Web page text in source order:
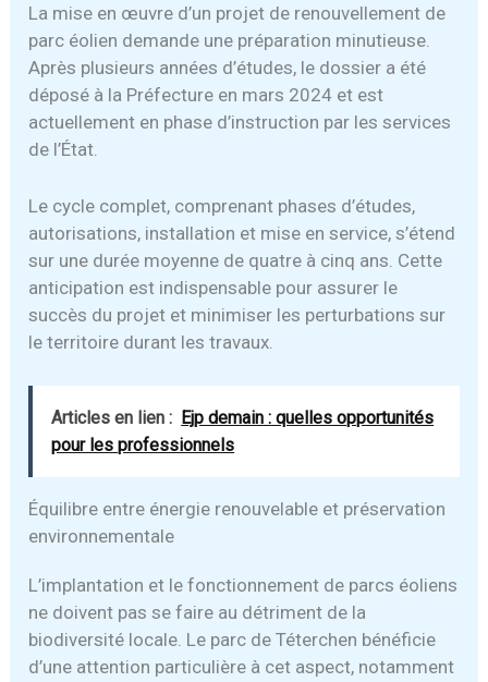
La mise en œuvre d’un projet de renouvellement de
parc éolien demande une préparation minutieuse.
Après plusieurs années d’études, le dossier a été
déposé à la Préfecture en mars 2024 et est
actuellement en phase d’instruction par les services
de l’État.
Le cycle complet, comprenant phases d’études,
autorisations, installation et mise en service, s’étend
sur une durée moyenne de quatre à cinq ans. Cette
anticipation est indispensable pour assurer le
succès du projet et minimiser les perturbations sur
le territoire durant les travaux.
Articles en lien : Ejp demain : quelles opportunités
pour les professionnels
Équilibre entre énergie renouvelable et préservation
environnementale
L’implantation et le fonctionnement de parcs éoliens
ne doivent pas se faire au détriment de la
biodiversité locale. Le parc de Téterchen bénéficie
d’une attention particulière à cet aspect, notamment